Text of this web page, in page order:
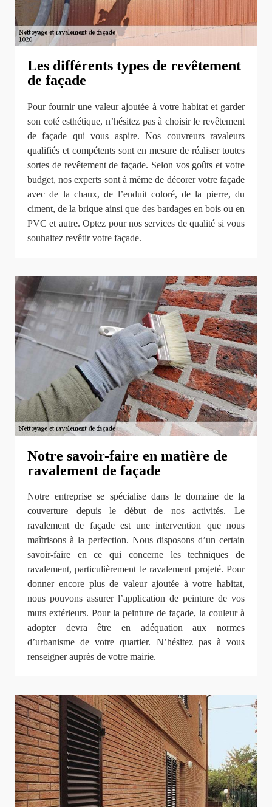
Les différents types de revêtement
de façade
Pour fournir une valeur ajoutée à votre habitat et garder
son coté esthétique, n’hésitez pas à choisir le revêtement
de façade qui vous aspire. Nos couvreurs ravaleurs
qualifiés et compétents sont en mesure de réaliser toutes
sortes de revêtement de façade. Selon vos goûts et votre
budget, nos experts sont à même de décorer votre façade
avec de la chaux, de l’enduit coloré, de la pierre, du
ciment, de la brique ainsi que des bardages en bois ou en
PVC et autre. Optez pour nos services de qualité si vous
souhaitez revêtir votre façade.
Notre savoir-faire en matière de
ravalement de façade
Notre entreprise se spécialise dans le domaine de la
couverture depuis le début de nos activités. Le
ravalement de façade est une intervention que nous
maîtrisons à la perfection. Nous disposons d’un certain
savoir-faire en ce qui concerne les techniques de
ravalement, particulièrement le ravalement projeté. Pour
donner encore plus de valeur ajoutée à votre habitat,
nous pouvons assurer l’application de peinture de vos
murs extérieurs. Pour la peinture de façade, la couleur à
adopter devra être en adéquation aux normes
d’urbanisme de votre quartier. N’hésitez pas à vous
renseigner auprès de votre mairie.